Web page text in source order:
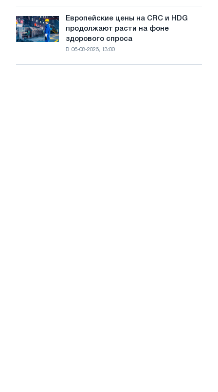
замедление
роста
цен
новую
режущую
машину
Европейские
цены
на
Европейские цены на CRC и HDG
продолжают расти на фоне
здорового спроса
06-08-2026, 13:00